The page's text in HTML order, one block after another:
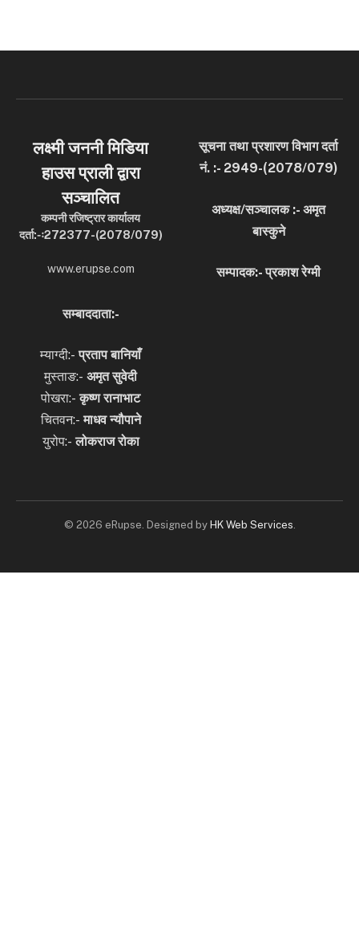
लक्ष्मी जननी मिडिया
हाउस प्राली द्वारा
सञ्चालित
कम्पनी रजिष्ट्रार कार्यालय
दर्ता:-ः272377-(2078/079)
www.erupse.com
सूचना तथा प्रशारण विभाग दर्ता
नं. :- 2949-(2078/079)
अध्यक्ष/सञ्चालक :- अमृत
बास्कुने
सम्पादक:- प्रकाश रेग्मी
सम्बाददाता:-
म्याग्दी:-प्रताप बानियाँ
मुस्ताङ:- अमृत सुवेदी
पोखरा:-कृष्ण रानाभाट
चितवन:-माधव न्यौपाने
युरोप:-लोकराज रोका
© 2026 eRupse. Designed by HK Web Services